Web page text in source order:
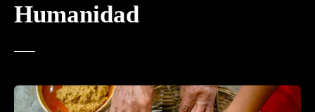
Humanidad